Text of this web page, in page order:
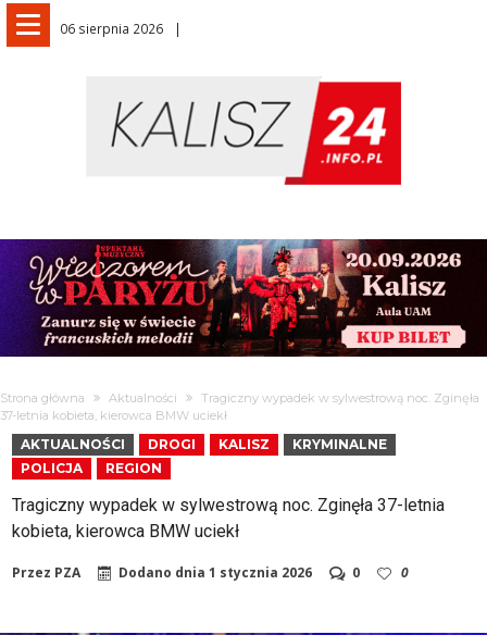
06 sierpnia 2026
Strona główna Aktualności
Tragiczny wypadek w sylwestrową noc. Zginęła
37-letnia kobieta, kierowca BMW uciekł
AKTUALNOŚCI DROGI KALISZ
KRYMINALNE
POLICJA
REGION
Tragiczny wypadek w sylwestrową noc. Zginęła 37-letnia
kobieta, kierowca BMW uciekł
Przez PZA Dodano dnia1 stycznia 2026 0 0